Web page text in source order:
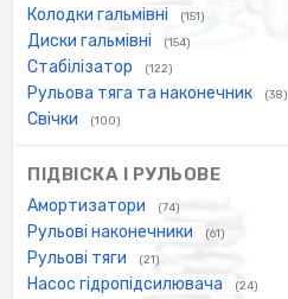
Колодки гальмівні (151)
Диски гальмівні (154)
Стабілізатор (122)
Рульова тяга та наконечник (38)
Свічки (100)
ПІДВІСКА І РУЛЬОВЕ
Амортизатори (74)
Рульові наконечники (61)
Рульові тяги (21)
Насос гідропідсилювача (24)